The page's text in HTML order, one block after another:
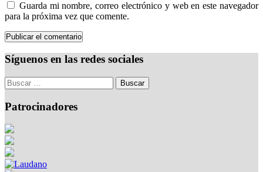
Guarda mi nombre, correo electrónico y web en este navegador
para la próxima vez que comente.
Síguenos en las redes sociales
Patrocinadores